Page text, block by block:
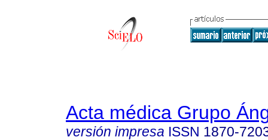
Acta médica Grupo
versión impresa ISSN 1870-